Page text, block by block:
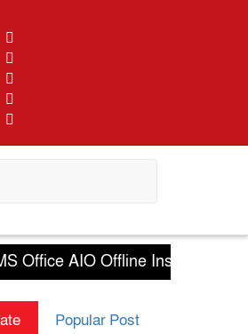
Office AIO Offline Installer
Popular Post